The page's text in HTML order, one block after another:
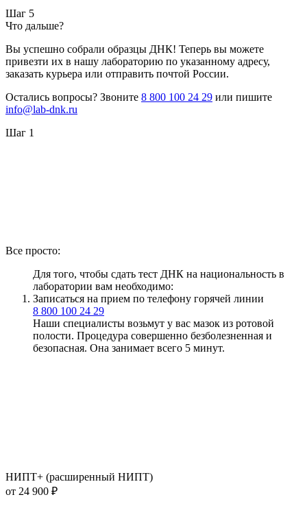
Шаг 5
Что дальше?
Вы успешно собрали образцы ДНК! Теперь вы можете
привезти их в нашу лабораторию по указанному адресу,
заказать курьера или отправить почтой России.
Остались вопросы? Звоните 8 800 100 24 29 или пишите
info@lab-dnk.ru
Шаг 1
Все просто:
Для того, чтобы сдать тест ДНК на национальность в
лаборатории вам необходимо:
Записаться на прием по телефону горячей линии
8 800 100 24 29
Наши специалисты возьмут у вас мазок из ротовой
полости. Процедура совершенно безболезненная и
безопасная. Она занимает всего 5 минут.
НИПТ+ (расширенный НИПТ)
от 24 900 ₽